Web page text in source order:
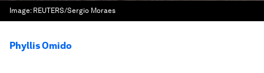
Image: REUTERS/Sergio Moraes
Phyllis Omido